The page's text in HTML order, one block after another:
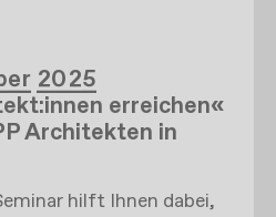
2025
erreichen«
Architekten in
hilft Ihnen dabei,